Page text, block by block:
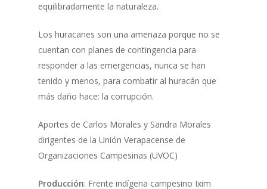
equilibradamente la naturaleza.
Los huracanes son una amenaza porque no se
cuentan con planes de contingencia para
responder a las emergencias, nunca se han
tenido y menos, para combatir al huracán que
más daño hace: la corrupción.
Aportes de Carlos Morales y Sandra Morales
dirigentes de la Unión Verapacense de
Organizaciones Campesinas (UVOC)
Producción: Frente indígena campesino Ixim